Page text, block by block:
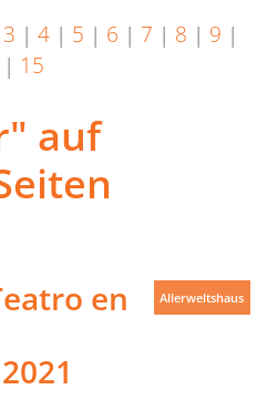
3 | 4 | 5 | 6 | 7 | 8 | 9 |
| 15
auf
en
Allerweltshaus